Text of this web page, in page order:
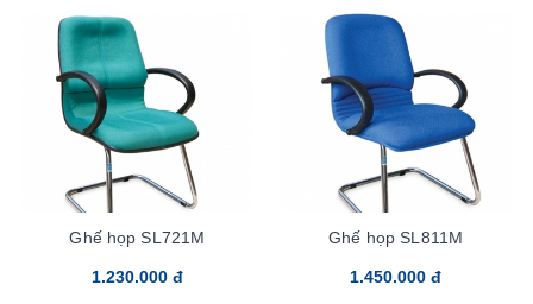
Ghế họp SL721M
1.230.000 đ
Ghế họp SL811M
1.450.000 đ